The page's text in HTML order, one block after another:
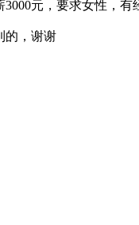
元，要求女性，有
的，谢谢